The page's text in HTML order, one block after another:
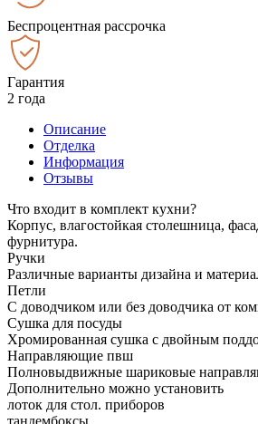
Беспроцентная рассрочка
Гарантия
2 года
Описание
Отделка
Информация
Отзывы
Что входит в комплект кухни?
Корпус, влагостойкая столешница,
фурнитура.
Ручки
Различные варианты дизайна и
Петли
С доводчиком или без доводчика от
Сушка для посуды
Хромированная сушка с двойным
Направляющие пвш
Полновыдвижные шариковые
Дополнительно можно установить
лоток для стол. приборов
тандембоксы